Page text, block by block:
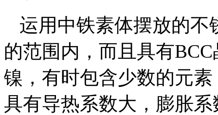
运用中铁素体摆放的不
的范围内，而且具有
镍，有时包含少数的元
具有导热系数大，膨胀